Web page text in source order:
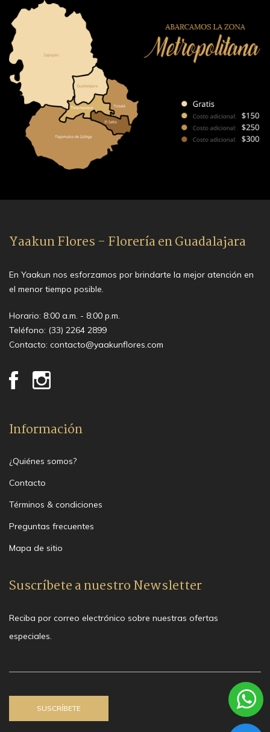
Yaakun Flores - Florería en Guadalajara
En Yaakun nos esforzamos por brindarte la mejor atención en
el menor tiempo posible.
Horario: 8:00 a.m. - 8:00 p.m.
Teléfono: (33) 2264 2899
Contacto: contacto@yaakunflores.com
Información
¿Quiénes somos?
Contacto
Términos & condiciones
Preguntas frecuentes
Mapa de sitio
Suscríbete a nuestro Newsletter
Reciba por correo electrónico sobre nuestras ofertas
especiales.